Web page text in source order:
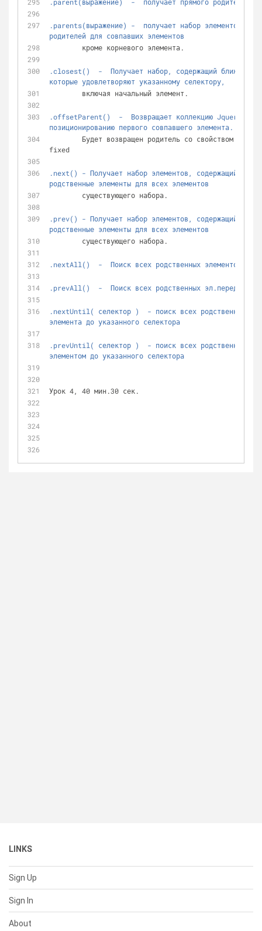
.parents(выражение) -  получает набор элементов,
родителей для совпавших элементов
	кроме корневого элемента.
.closest()  -  Получает набор, содержащий ближайшие
которые удовлетворяют указанному селектору,
	включая начальный элемент.
.offsetParent()  -  Возвращает коллекцию Jquery с
позиционированию первого совпавшего элемента.
fixed
.next() - Получает набор элементов, содержащий
родственные элементы для всех элементов
	существующего набора.
.prev() - Получает набор элементов, содержащий
родственные элементы для всех элементов
	существующего набора.
.nextAll()  -  Поиск всех родственных элементов
.prevAll()  -  Поиск всех родственных эл.перед
.nextUntil( селектор )  - поиск всех родственных
элемента до указанного селектора
.prevUntil( селектор )  - поиск всех родственных
элементом до указанного селектора
Урок 4, 40 мин.30 сек.
LINKS
Sign Up
Sign In
About